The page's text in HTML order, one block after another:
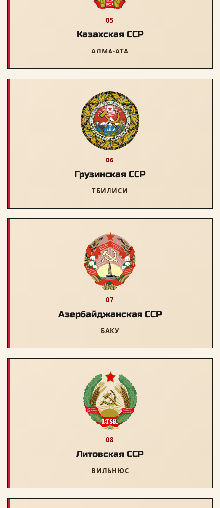
05
Казахская ССР
АЛМА-АТА
06
Грузинская ССР
ТБИЛИСИ
07
Азербайджанская ССР
БАКУ
08
Литовская ССР
ВИЛЬНЮС